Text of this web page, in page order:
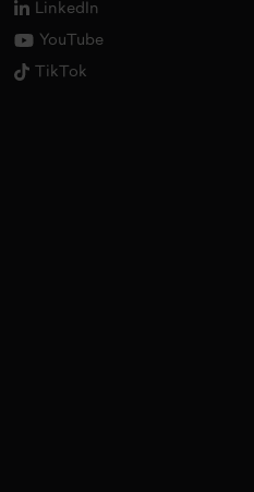
LinkedIn
YouTube
TikTok